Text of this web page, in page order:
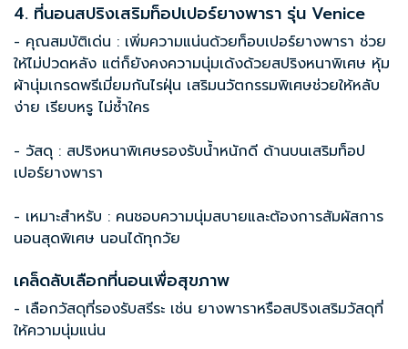
4. ที่นอนสปริงเสริมท็อปเปอร์ยางพารา รุ่น Venice
- คุณสมบัติเด่น : เพิ่มความแน่นด้วยท็อบเปอร์ยางพารา ช่วย
ให้ไม่ปวดหลัง แต่ก็ยังคงความนุ่มเด้งด้วยสปริงหนาพิเศษ หุ้ม
ผ้านุ่มเกรดพรีเมี่ยมกันไรฝุ่น เสริมนวัตกรรมพิเศษช่วยให้หลับ
ง่าย เรียบหรู ไม่ซ้ำใคร
- วัสดุ : สปริงหนาพิเศษรองรับน้ำหนักดี ด้านบนเสริมท็อป
เปอร์ยางพารา
- เหมาะสำหรับ : คนชอบความนุ่มสบายและต้องการสัมผัสการ
นอนสุดพิเศษ นอนได้ทุกวัย
เคล็ดลับเลือกที่นอนเพื่อสุขภาพ
- เลือกวัสดุที่รองรับสรีระ เช่น ยางพาราหรือสปริงเสริมวัสดุที่
ให้ความนุ่มแน่น